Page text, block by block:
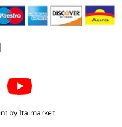
by Italmarket